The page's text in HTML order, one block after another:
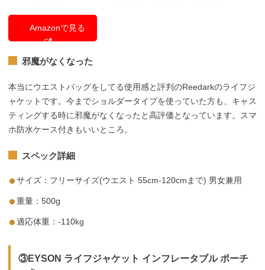
Amazonで見る
邪魔がなくなった
本当にウエストバッグをしてる使用感と評判のReedarkのライフジ
ャケットです。今までショルダータイプを使っていた方も、キャス
ティングする時に邪魔がなくなったと高評価となっています。スマ
ホ防水ケース付きもいいところ。
スペック詳細
サイズ：フリーサイズ(ウエスト 55cm-120cmまで) 男女兼用
重量：500g
適応体重：-110kg
③EYSON ライフジャケット インフレータブル ポーチ